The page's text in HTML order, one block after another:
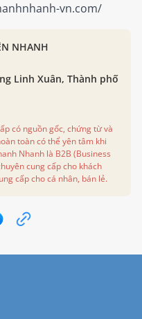
vn.com/
NHANH
Linh Xuân, Thành phố
có nguồn gốc, chứng từ và
toàn có thể yên tâm khi
Nhanh là B2B (Business
cung cấp cho khách
cấp cho cá nhân, bán lẻ.